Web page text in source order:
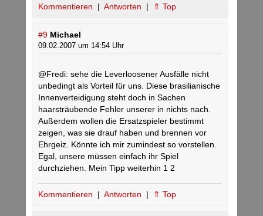
Kommentieren | Antworten | ⇑ Top
#9 Michael
09.02.2007 um 14:54 Uhr
@Fredi: sehe die Leverloosener Ausfälle nicht
unbedingt als Vorteil für uns. Diese brasilianische
Innenverteidigung steht doch in Sachen
haarsträubende Fehler unserer in nichts nach.
Außerdem wollen die Ersatzspieler bestimmt
zeigen, was sie drauf haben und brennen vor
Ehrgeiz. Könnte ich mir zumindest so vorstellen.
Egal, unsere müssen einfach ihr Spiel
durchziehen. Mein Tipp weiterhin 1 2
Kommentieren | Antworten | ⇑ Top